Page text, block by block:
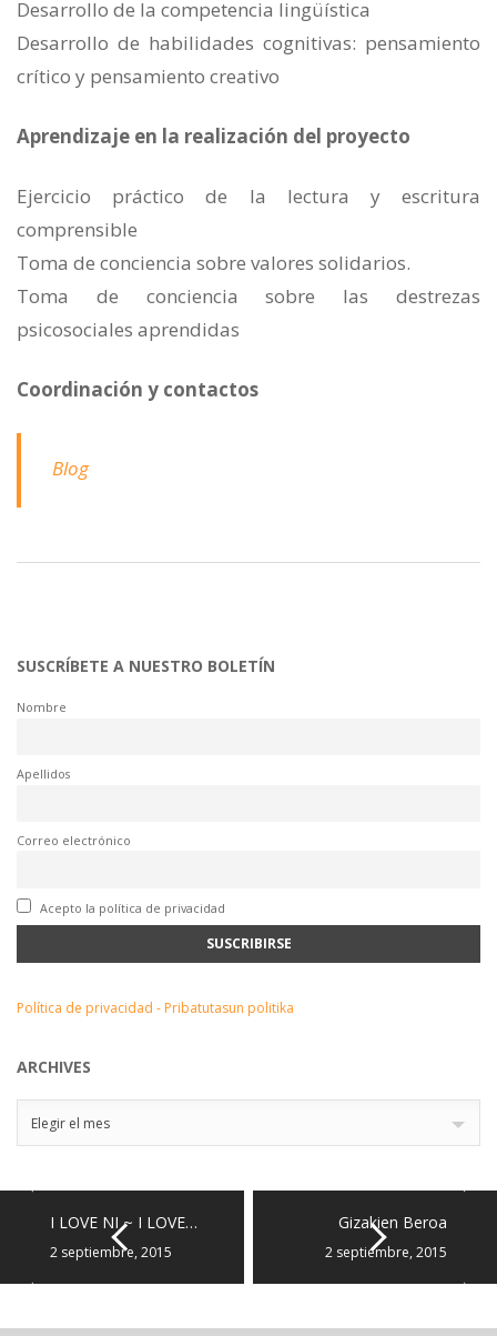
Desarrollo de la competencia lingüística
Desarrollo de habilidades cognitivas: pensamiento
crítico y pensamiento creativo
Aprendizaje en la realización del proyecto
Ejercicio práctico de la lectura y escritura
comprensible
Toma de conciencia sobre valores solidarios.
Toma de conciencia sobre las destrezas
psicosociales aprendidas
Coordinación y contactos
Blog
SUSCRÍBETE A NUESTRO BOLETÍN
Nombre
Apellidos
Correo electrónico
Acepto la política de privacidad
Política de privacidad - Pribatutasun politika
ARCHIVES
Elegir el mes
I LOVE NI ~ I LOVE…
2 septiembre, 2015
Gizakien Beroa
2 septiembre, 2015